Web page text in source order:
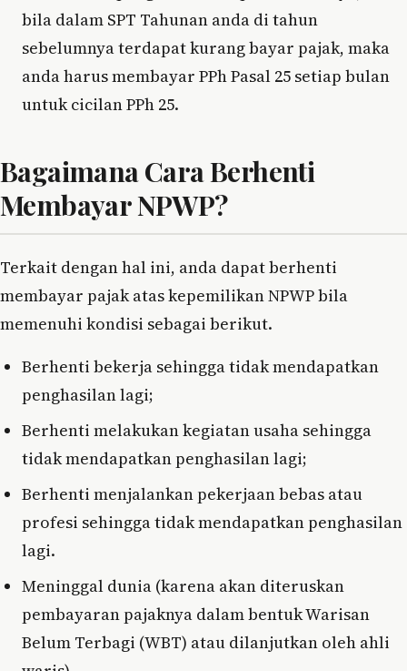
bila dalam SPT Tahunan anda di tahun
sebelumnya terdapat kurang bayar pajak, maka
anda harus membayar PPh Pasal 25 setiap bulan
untuk cicilan PPh 25.
Bagaimana Cara Berhenti
Membayar NPWP?
Terkait dengan hal ini, anda dapat berhenti
membayar pajak atas kepemilikan NPWP bila
memenuhi kondisi sebagai berikut.
Berhenti bekerja sehingga tidak mendapatkan
penghasilan lagi;
Berhenti melakukan kegiatan usaha sehingga
tidak mendapatkan penghasilan lagi;
Berhenti menjalankan pekerjaan bebas atau
profesi sehingga tidak mendapatkan penghasilan
lagi.
Meninggal dunia (karena akan diteruskan
pembayaran pajaknya dalam bentuk Warisan
Belum Terbagi (WBT) atau dilanjutkan oleh ahli